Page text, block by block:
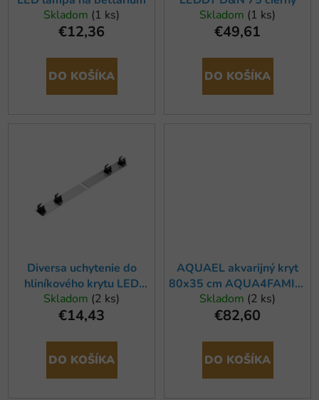
Skladom (1 ks)
€12,36
DO KOŠÍKA
Skladom (1 ks)
€49,61
DO KOŠÍKA
Diversa uchytenie do
hliníkového krytu LED
EXPERT 200 (2ks)
Skladom (2 ks)
€14,43
DO KOŠÍKA
AQUAEL akvarijný kryt
80x35 cm AQUA4FAMILY
LED D&N
Skladom (2 ks)
€82,60
DO KOŠÍKA